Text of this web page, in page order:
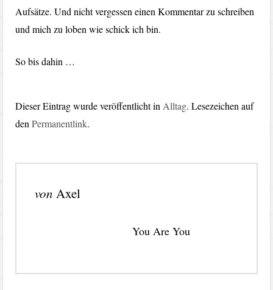
Aufsätze. Und nicht vergessen einen Kommentar zu schreiben
und mich zu loben wie schick ich bin.
So bis dahin …
Dieser Eintrag wurde veröffentlicht in Alltag. Lesezeichen auf
denPermanentlink.
vonAxel
You Are You